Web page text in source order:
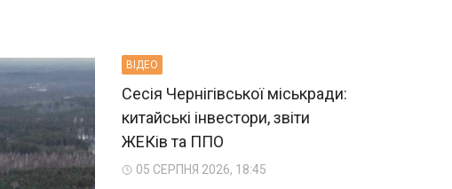
ВIДЕО
Сесія Чернігівської міськради:
китайські інвестори, звіти
ЖЕКів та ППО
05 СЕРПНЯ 2026, 18:45